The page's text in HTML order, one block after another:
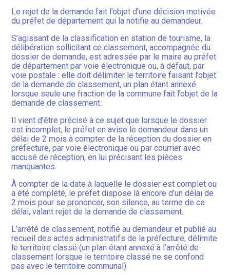
Le rejet de la demande fait l’objet d’une décision motivée
du préfet de département qui la notifie au demandeur.
S’agissant de la classification en station de tourisme, la
délibération sollicitant ce classement, accompagnée du
dossier de demande, est adressée par le maire au préfet
de département par voie électronique ou, à défaut, par
voie postale : elle doit délimiter le territoire faisant l’objet
de la demande de classement, un plan étant annexé
lorsque seule une fraction de la commune fait l’objet de la
demande de classement.
Il vient d’être précisé à ce sujet que lorsque le dossier
est incomplet, le préfet en avise le demandeur dans un
délai de 2 mois à compter de la réception du dossier en
préfecture, par voie électronique ou par courrier avec
accusé de réception, en lui précisant les pièces
manquantes.
À compter de la date à laquelle le dossier est complet ou
a été complété, le préfet dispose là encore d’un délai de
2 mois pour se prononcer, son silence, au terme de ce
délai, valant rejet de la demande de classement.
L’arrêté de classement, notifié au demandeur et publié au
recueil des actes administratifs de la préfecture, délimite
le territoire classé (un plan étant annexé à l’arrêté de
classement lorsque le territoire classé ne se confond
pas avec le territoire communal).